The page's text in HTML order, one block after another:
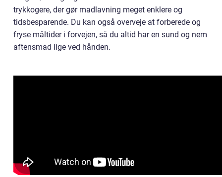
trykkogere, der gør madlavning meget enklere og
tidsbesparende. Du kan også overveje at forberede og
fryse måltider i forvejen, så du altid har en sund og nem
aftensmad lige ved hånden.